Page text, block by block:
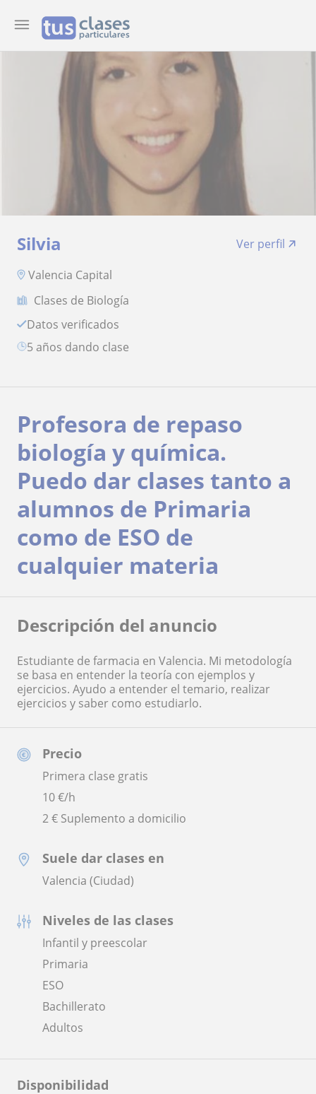
Silvia
Ver perfil
Valencia Capital
Clases de Biología
Datos verificados
5 años dando clase
Precio
Primera clase gratis
10€/h
2 € Suplemento a domicilio
Suele dar clases en
Valencia (Ciudad)
Niveles de las clases
Infantil y preescolar
Primaria
ESO
Bachillerato
Adultos
Disponibilidad
Profesora de repaso
biología y química.
Puedo dar clases tanto a
alumnos de Primaria
como de ESO de
cualquier materia
Descripción del anuncio
Estudiante de farmacia en Valencia. Mi metodología
se basa en entender la teoría con ejemplos y
ejercicios. Ayudo a entender el temario, realizar
ejercicios y saber como estudiarlo.